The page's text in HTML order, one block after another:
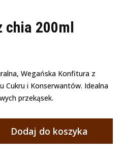
chia 200ml
Wegańska Konfitura z
Cukru i Konserwantów. Idealna
przekąsek.
Dodaj do koszyka